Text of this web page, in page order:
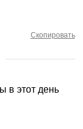
Скопировать